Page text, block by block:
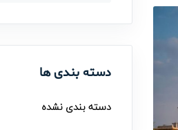
دسته بندی ها
دسته بندی نشده